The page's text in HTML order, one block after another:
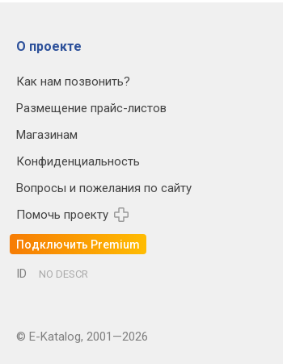
О проекте
Как нам позвонить?
Размещение прайс-листов
Магазинам
Конфиденциальность
Вопросы и пожелания по сайту
Помочь проекту
Подключить Premium
ID NO DESCR
© E-Katalog, 2001—2026